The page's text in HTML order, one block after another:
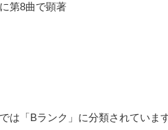
第8曲で顕著
は「Bランク」に分類されています